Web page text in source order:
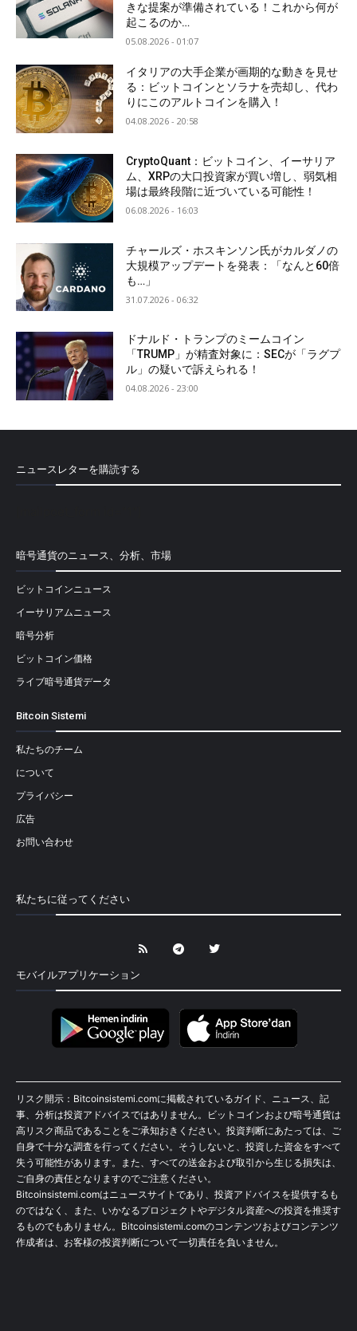
きな提案が準備されている！これから何が
起こるのか…
05.08.2026 - 01:07
イタリアの大手企業が画期的な動きを見せ
る：ビットコインとソラナを売却し、代わ
りにこのアルトコインを購入！
04.08.2026 - 20:58
CryptoQuant：ビットコイン、イーサリア
ム、XRPの大口投資家が買い増し、弱気相
場は最終段階に近づいている可能性！
06.08.2026 - 16:03
チャールズ・ホスキンソン氏がカルダノの
大規模アップデートを発表：「なんと60倍
も…」
31.07.2026 - 06:32
ドナルド・トランプのミームコイン
「TRUMP」が精査対象に：SECが「ラグプ
ル」の疑いで訴えられる！
04.08.2026 - 23:00
ニュースレターを購読する
暗号通貨のニュース、分析、市場
ビットコインニュース
イーサリアムニュース
暗号分析
ビットコイン価格
ライブ暗号通貨データ
Bitcoin Sistemi
私たちのチーム
について
プライバシー
広告
お問い合わせ
私たちに従ってください
モバイルアプリケーション
リスク開示：Bitcoinsistemi.comに掲載されているガイド、ニュース、記
事、分析は投資アドバイスではありません。ビットコインおよび暗号通貨は
高リスク商品であることをご承知おきください。投資判断にあたっては、ご
自身で十分な調査を行ってください。そうしないと、投資した資金をすべて
失う可能性があります。また、すべての送金および取引から生じる損失は、
ご自身の責任となりますのでご注意ください。
Bitcoinsistemi.comはニュースサイトであり、投資アドバイスを提供するも
のではなく、また、いかなるプロジェクトやデジタル資産への投資を推奨す
るものでもありません。Bitcoinsistemi.comのコンテンツおよびコンテンツ
作成者は、お客様の投資判断について一切責任を負いません。